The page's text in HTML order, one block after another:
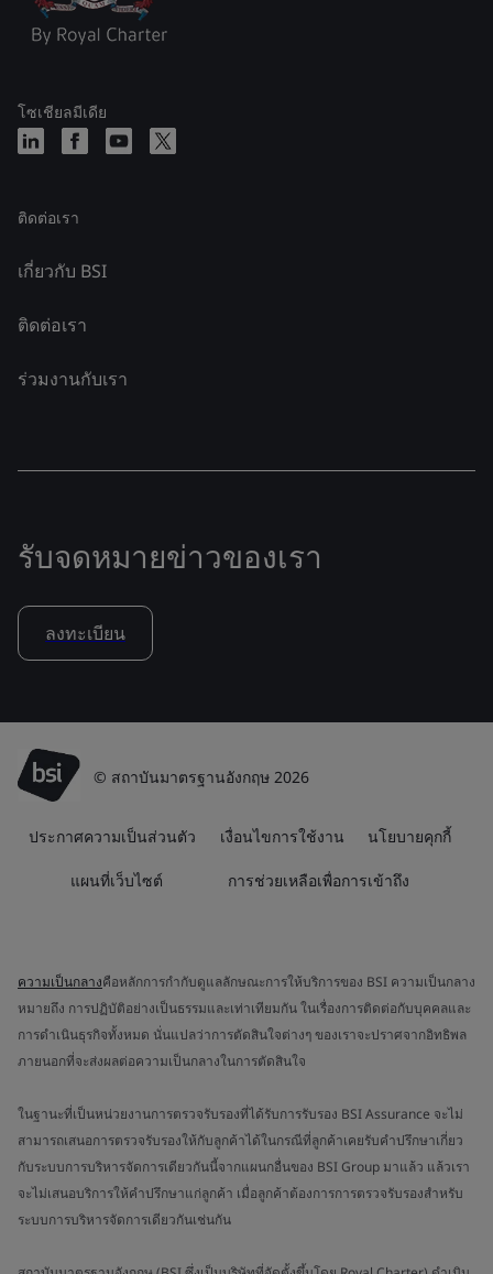
โซเชียลมีเดีย
ติดต่อเรา
เกี่ยวกับ BSI
ติดต่อเรา
ร่วมงานกับเรา
รับจดหมายข่าวของเรา
ลงทะเบียน
© สถาบันมาตรฐานอังกฤษ 2026
ประกาศความเป็นส่วนตัว เงื่อนไขการใช้งาน นโยบายคุกกี้
แผนที่เว็บไซต์ การช่วยเหลือเพื่อการเข้าถึง
ความเป็นกลางคือหลักการกำกับดูแลลักษณะการให้บริการของ BSI ความเป็นกลาง
หมายถึง การปฏิบัติอย่างเป็นธรรมและเท่าเทียมกัน ในเรื่องการติดต่อกับบุคคลและ
การดำเนินธุรกิจทั้งหมด นั่นแปลว่าการตัดสินใจต่างๆ ของเราจะปราศจากอิทธิพล
ภายนอกที่จะส่งผลต่อความเป็นกลางในการตัดสินใจ
ในฐานะที่เป็นหน่วยงานการตรวจรับรองที่ได้รับการรับรอง BSI Assurance จะไม่
สามารถเสนอการตรวจรับรองให้กับลูกค้าได้ในกรณีที่ลูกค้าเคยรับคำปรึกษาเกี่ยว
กับระบบการบริหารจัดการเดียวกันนี้จากแผนกอื่นของ BSI Group มาแล้ว แล้วเรา
จะไม่เสนอบริการให้คำปรึกษาแก่ลูกค้า เมื่อลูกค้าต้องการการตรวจรับรองสำหรับ
ระบบการบริหารจัดการเดียวกันเช่นกัน